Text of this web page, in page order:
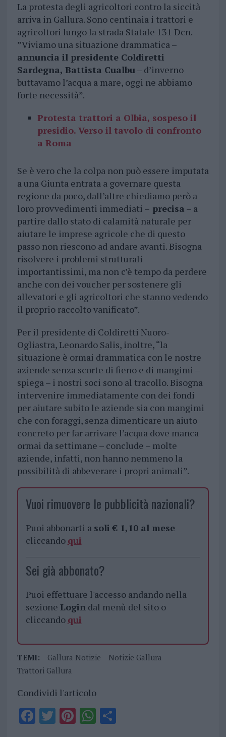
La protesta degli agricoltori contro la siccità
arriva in Gallura. Sono centinaia i trattori e
agricoltori lungo la strada Statale 131 Dcn.
”Viviamo una situazione drammatica –
annuncia il presidente Coldiretti
Sardegna, Battista Cualbu– d’inverno
buttavamo l’acqua a mare, oggi ne abbiamo
forte necessità”.
Protesta trattori a Olbia, sospeso il
presidio. Verso il tavolo di confronto
a Roma
Se è vero che la colpa non può essere imputata
a una Giunta entrata a governare questa
regione da poco, dall’altre chiediamo però a
loro provvedimenti immediati – precisa – a
partire dallo stato di calamità naturale per
aiutare le imprese agricole che di questo
passo non riescono ad andare avanti. Bisogna
risolvere i problemi strutturali
importantissimi, ma non c’è tempo da perdere
anche con dei voucher per sostenere gli
allevatori e gli agricoltori che stanno vedendo
il proprio raccolto vanificato”.
Per il presidente di Coldiretti Nuoro-
Ogliastra, Leonardo Salis, inoltre, “la
situazione è ormai drammatica con le nostre
aziende senza scorte di fieno e di mangimi –
spiega – i nostri soci sono al tracollo. Bisogna
intervenire immediatamente con dei fondi
per aiutare subito le aziende sia con mangimi
che con foraggi, senza dimenticare un aiuto
concreto per far arrivare l’acqua dove manca
ormai da settimane – conclude – molte
aziende, infatti, non hanno nemmeno la
possibilità di abbeverare i propri animali”.
Vuoi rimuovere le pubblicità nazionali?
Puoi abbonarti a soli € 1,10 al mese
cliccando qui
Sei già abbonato?
Puoi effettuare l'accesso andando nella
sezione Logindal menù del sito o
cliccando qui
TEMI: Gallura Notizie
Notizie Gallura
Trattori Gallura
Condividi l'articolo
F T PiWS